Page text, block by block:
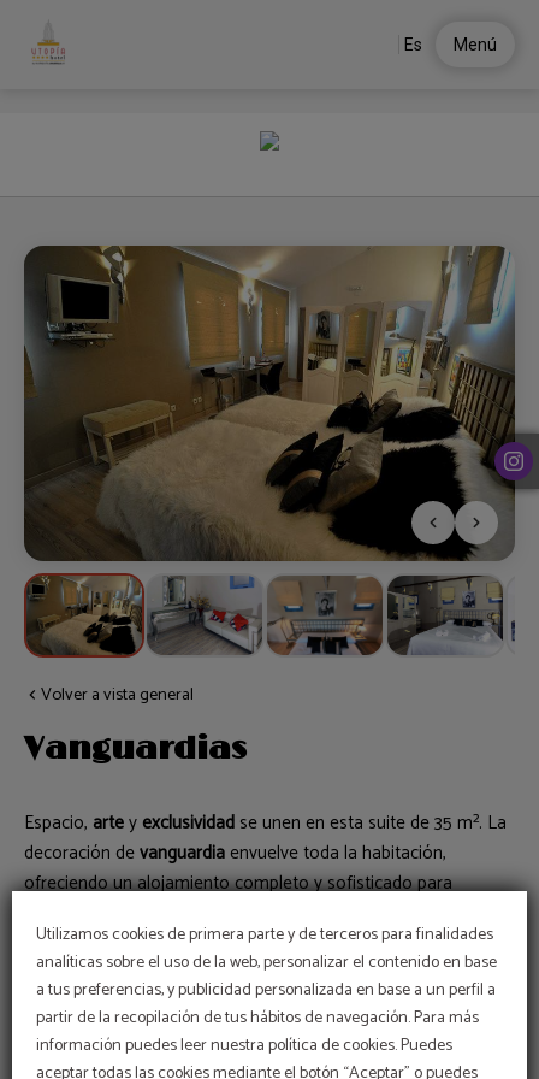
Utilizamos cookies de primera parte y de terceros para finalidades
analíticas sobre el uso de la web, personalizar el contenido en base
a tus preferencias, y publicidad personalizada en base a un perfil a
partir de la recopilación de tus hábitos de navegación. Para más
información puedes leer nuestra política de cookies. Puedes
Es Menú
Volver a vista general
Vanguardias
Espacio, artey exclusividad se unen en esta suite de 35 m². La
decoración devanguardia envuelve toda la habitación,
ofreciendo un alojamiento completo y sofisticado para
Reservar